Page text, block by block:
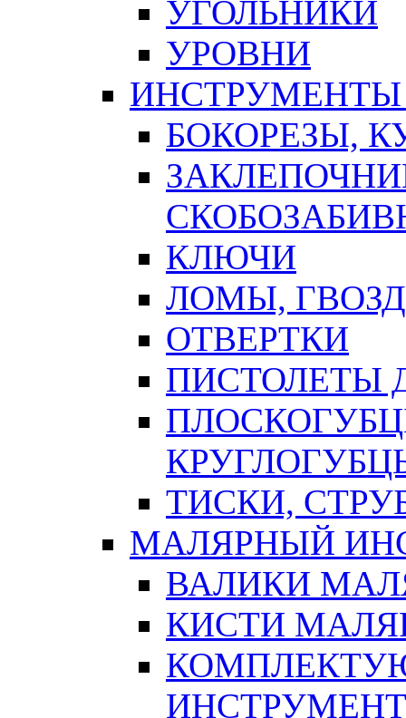
УГОЛЬНИКИ
УРОВНИ
БОКОРЕЗЫ,
КЛЮЧИ
ЛОМЫ,
ОТВЕРТКИ
ПИСТОЛЕТЫ
ТИСКИ,
МАЛЯРНЫЙ
ВАЛИКИ
КИСТИ